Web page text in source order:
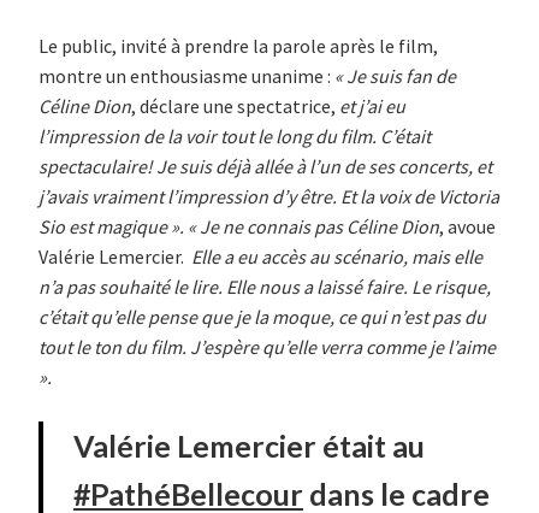
Le public, invité à prendre la parole après le film,
montre un enthousiasme unanime : « Je suis fan de
Céline Dion, déclare une spectatrice, et j’ai eu
l’impression de la voir tout le long du film. C’était
spectaculaire! Je suis déjà allée à l’un de ses concerts, et
j’avais vraiment l’impression d’y être. Et la voix de Victoria
Sio est magique ». « Je ne connais pas Céline Dion, avoue
Valérie Lemercier. Elle a eu accès au scénario, mais elle
n’a pas souhaité le lire. Elle nous a laissé faire. Le risque,
c’était qu’elle pense que je la moque, ce qui n’est pas du
tout le ton du film. J’espère qu’elle verra comme je l’aime
».
Valérie Lemercier était au
#PathéBellecour dans le cadre